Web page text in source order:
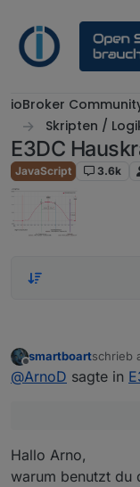
ioBroker
Skripten /
E3DC
JavaScript 3.6k
Offline
smartboartschrieb
zuletzt
@ArnoD sagte in
Hallo Arno,
warum benutzt du